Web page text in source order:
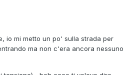
io mi metto un po' sulla strada per
ma non c'era ancora nessuno